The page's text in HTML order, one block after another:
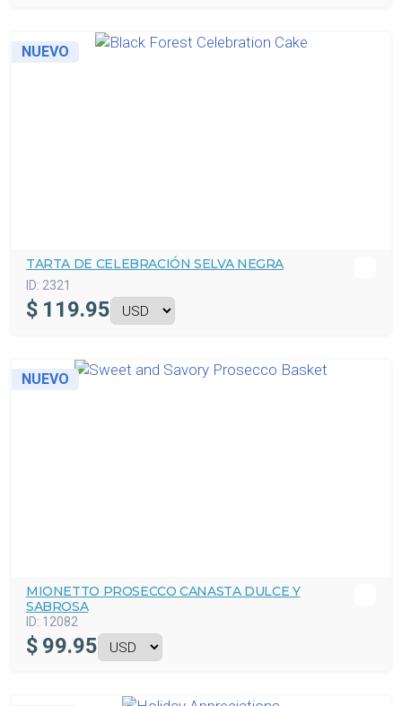
NUEVO
TARTA DE CELEBRACIÓN SELVA NEGRA
ID: 2321
$ 119.95
NUEVO
MIONETTO PROSECCO CANASTA DULCE Y
SABROSA
ID: 12082
$ 99.95